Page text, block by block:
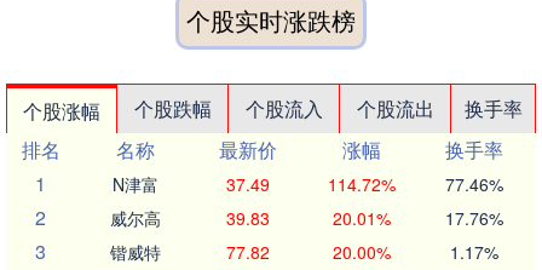
个股实时涨跌榜
个股涨幅 个股跌幅 个股流入 个股流出
换手率
排名
名称 最新价 涨幅
换手率
1
N津富 37.49 114.72% 77.46%
2 威尔高 39.83 20.01% 17.76%
3 锴威特 77.82 20.00% 1.17%